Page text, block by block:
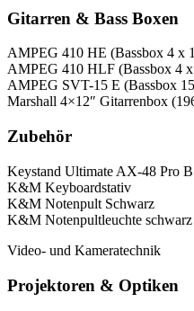
Gitarren & Bass Boxen
AMPEG 410 HE (Bassbox 4 x
AMPEG 410 HLF (Bassbox 4 x
AMPEG SVT-15 E (Bassbox
Marshall 4×12″ Gitarrenbox
Zubehör
Keystand Ultimate AX-48 Pro
K&M Keyboardstativ
K&M Notenpult Schwarz
K&M Notenpultleuchte
Video- und Kameratechnik
Projektoren & Optiken